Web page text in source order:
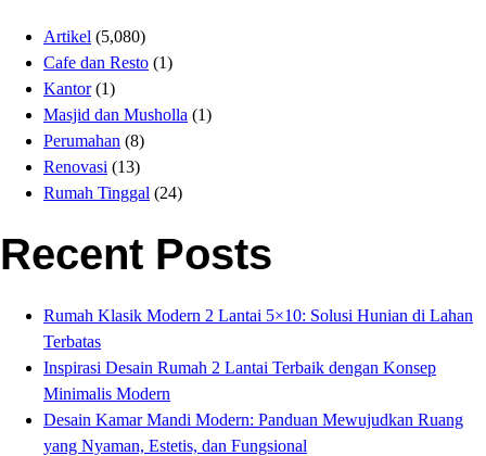
Artikel (5,080)
Cafe dan Resto (1)
Kantor(1)
Masjid dan Musholla (1)
Perumahan (8)
Renovasi (13)
Rumah Tinggal (24)
Recent Posts
Rumah Klasik Modern 2 Lantai 5×10: Solusi Hunian di Lahan
Terbatas
Inspirasi Desain Rumah 2 Lantai Terbaik dengan Konsep
Minimalis Modern
Desain Kamar Mandi Modern: Panduan Mewujudkan Ruang
yang Nyaman, Estetis, dan Fungsional